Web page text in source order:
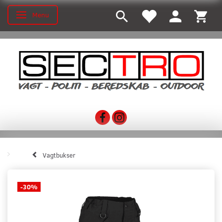
Skifte navigation
Menu
Vagtbukser
-30%